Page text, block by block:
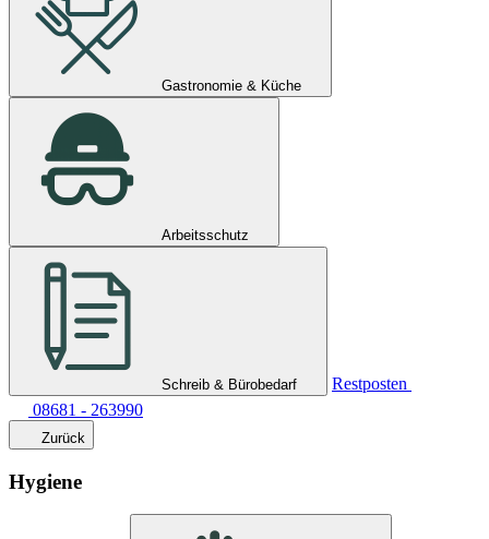
Gastronomie & Küche
Arbeitsschutz
Schreib & Bürobedarf
Restposten
08681 - 263990
Zurück
Hygiene